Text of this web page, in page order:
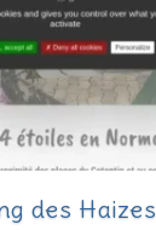
des Haizes